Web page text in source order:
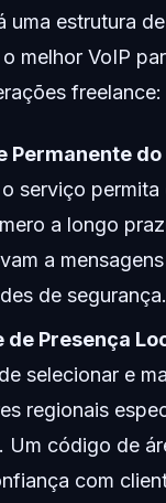
uma estrutura
melhor VoIP
freelance:
Permanente do
serviço
a longo
a
de segurança.
de Presença
selecionar e
regionais
Um código de
com